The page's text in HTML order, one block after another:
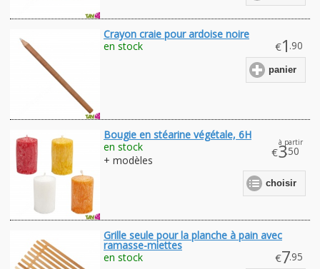
Crayon craie pour ardoise noire
€1 .90
en stock
panier
Bougie en stéarine végétale, 6H
à partir
€3.50
en stock
+ modèles
choisir
Grille seule pour la planche à pain avec
ramasse-miettes
€7.95
en stock